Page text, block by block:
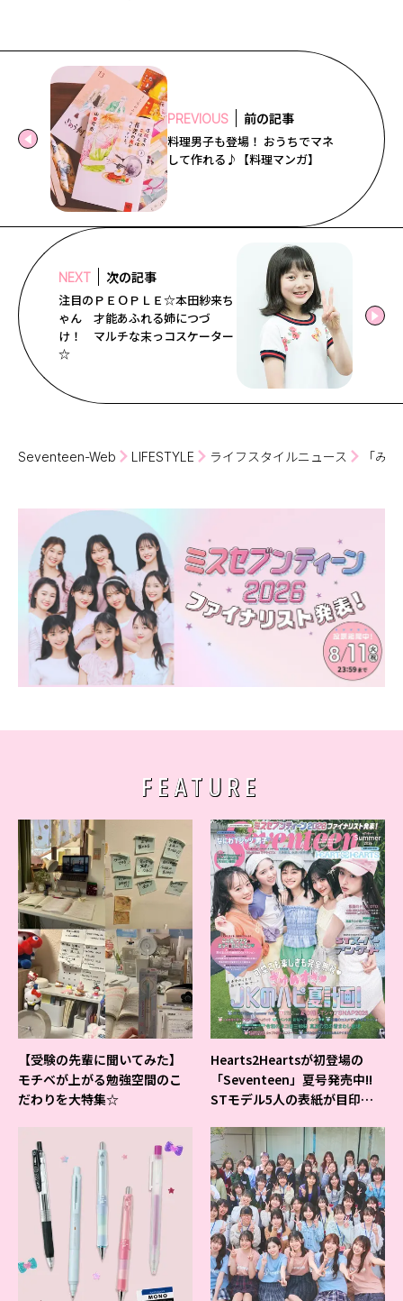
PREVIOUS 前の記事
料理男子も登場！ おうちでマネ
して作れる♪【料理マンガ】
NEXT 次の記事
注目のＰＥＯＰＬＥ☆本田紗来ち
ゃん 才能あふれる姉につづ
け！ マルチな末っコスケーター
☆
Seventeen-Web LIFESTYLE ライフスタイルニュース 「み
FEATURE
【受験の先輩に聞いてみた】
モチベが上がる勉強空間のこ
だわりを大特集☆
Hearts2Heartsが初登場の
「Seventeen」夏号発売中!!
STモデル5人の表紙が目印だ